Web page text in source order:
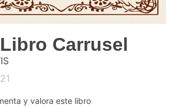
Carrusel
y valora este libro